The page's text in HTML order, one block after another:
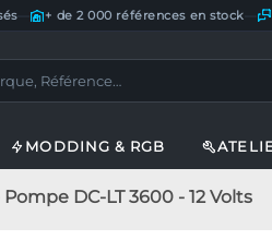
— + de 2 000 références en stock
MODDING & RGB
DC-LT 3600 - 12 Volts